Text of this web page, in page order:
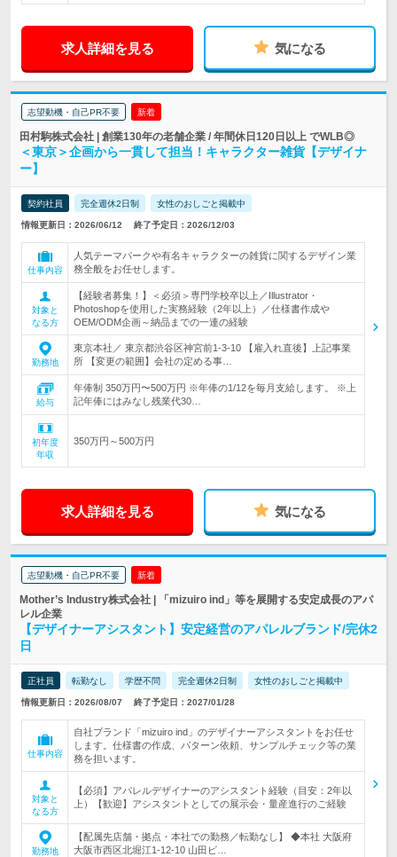
求人詳細を見る 気になる
志望動機・自己PR不要 新着
田村駒株式会社 | 創業130年の老舗企業 / 年間休日120日以上 でWLB◎
＜東京＞企画から一貫して担当！キャラクター雑貨【デザイナ
ー】
契約社員 完全週休2日制 女性のおしごと掲載中
情報更新日：2026/06/12 終了予定日：2026/12/03
仕事内容
人気テーマパークや有名キャラクターの雑貨に関するデザイン業
務全般をお任せします。
対象と
なる方
【経験者募集！】＜必須＞専門学校卒以上／Illustrator・
Photoshopを使用した実務経験（2年以上）／仕様書作成や
OEM/ODM企画～納品までの一連の経験
勤務地
東京本社／ 東京都渋谷区神宮前1-3-10 【雇入れ直後】上記事業
所 【変更の範囲】会社の定める事…
給与
年俸制 350万円〜500万円 ※年俸の1/12を毎月支給します。 ※上
記年俸にはみなし残業代30…
初年度
年収
350万円～500万円
求人詳細を見る 気になる
志望動機・自己PR不要 新着
Mother’s Industry株式会社 | 「mizuiro ind」等を展開する安定成長のアパ
レル企業
【デザイナーアシスタント】安定経営のアパレルブランド/完休2
日
正社員 転勤なし 学歴不問 完全週休2日制 女性のおしごと掲載中
情報更新日：2026/08/07 終了予定日：2027/01/28
仕事内容
自社ブランド「mizuiro ind」のデザイナーアシスタントをお任せ
します。仕様書の作成、パターン依頼、サンプルチェック等の業
務を担います。
対象と
なる方
【必須】アパレルデザイナーのアシスタント経験（目安：2年以
上）【歓迎】アシスタントとしての展示会・量産進行のご経験
勤務地
【配属先店舗・拠点・本社での勤務／転勤なし】 ◆本社 大阪府
大阪市西区北堀江1-12-10 山田ビ…